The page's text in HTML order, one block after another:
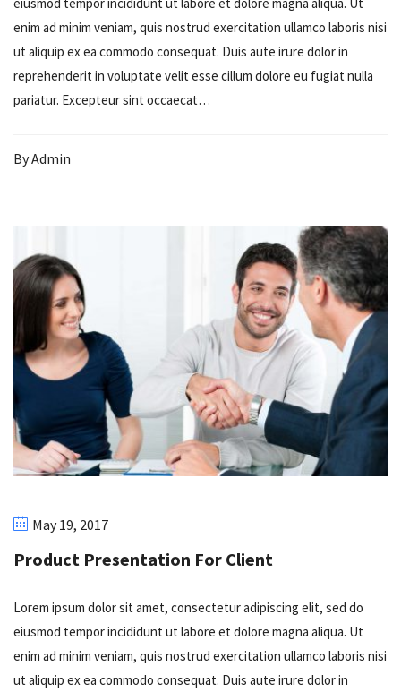
enim ad minim veniam, quis nostrud exercitation ullamco laboris nisi
ut aliquip ex ea commodo consequat. Duis aute irure dolor in
reprehenderit in voluptate velit esse cillum dolore eu fugiat nulla
pariatur. Excepteur sint occaecat…
ByAdmin
May 19, 2017
Product Presentation For Client
Lorem ipsum dolor sit amet, consectetur adipiscing elit, sed do
eiusmod tempor incididunt ut labore et dolore magna aliqua. Ut
enim ad minim veniam, quis nostrud exercitation ullamco laboris nisi
ut aliquip ex ea commodo consequat. Duis aute irure dolor in